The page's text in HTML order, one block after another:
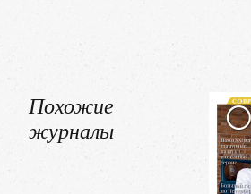
Похожие
журналы